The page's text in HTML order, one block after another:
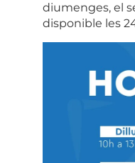
diumenges, el
disponible les